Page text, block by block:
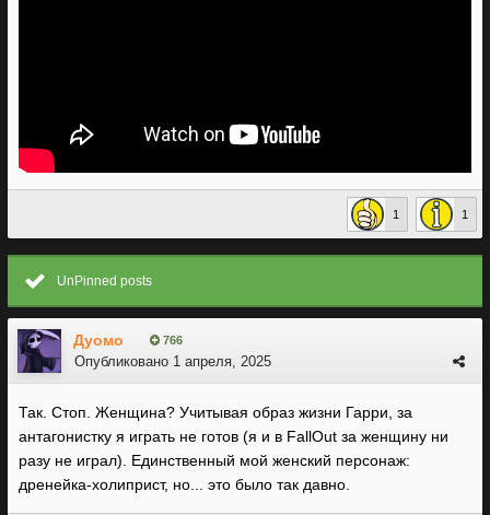
1 1
UnPinned posts
Дуомо 766
Опубликовано 1 апреля, 2025
Так. Стоп. Женщина? Учитывая образ жизни Гарри, за
антагонистку я играть не готов (я и в FallOut за женщину ни
разу не играл). Единственный мой женский персонаж:
дренейка-холиприст, но... это было так давно.